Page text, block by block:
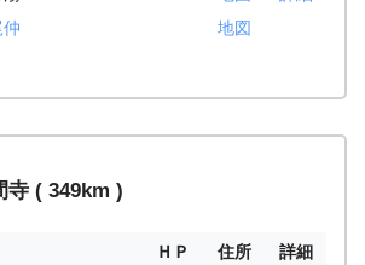
地図
寺 ( 349km )
ＨＰ 住所 詳細